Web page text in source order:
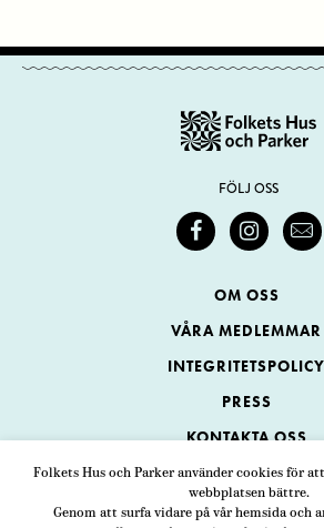
Folkets Hus och Parker använder cookies för
webbplatsen bättre.
Genom att surfa vidare på vår hemsida och
FÖLJ OSS
OM OSS
VÅRA MEDLEMMAR
INTEGRITETSPOLICY
PRESS
KONTAKTA OSS
Folkets Hus och Parker